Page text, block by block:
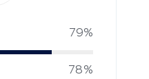
79%
78%